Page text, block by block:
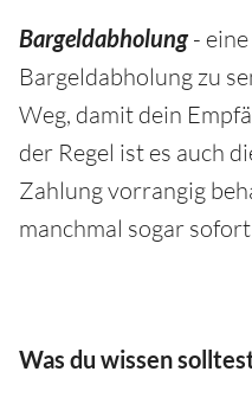
Bargeldabholung-
Bargeldabholung zu
Weg, damit dein
der Regel ist es auch
Zahlung vorrangig
manchmal sogar
Was du wissen